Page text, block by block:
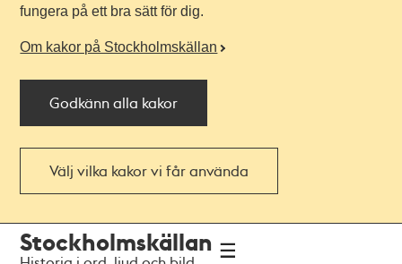
fungera på ett bra sätt för dig.
Om kakor på Stockholmskällan
Godkänn alla kakor
Välj vilka kakor vi får använda
navigationen
huvudinnehållet
Stockholmskällan